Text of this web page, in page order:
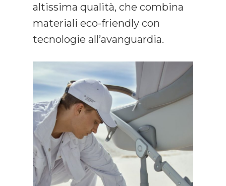
altissima qualità, che combina
materiali eco-friendly con
tecnologie all’avanguardia.